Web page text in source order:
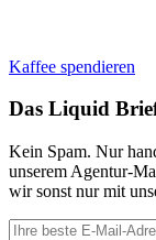
Kaffee spendieren
Das Liquid
Kein Spam. Nur
unserem Agentur-
wir sonst nur mit